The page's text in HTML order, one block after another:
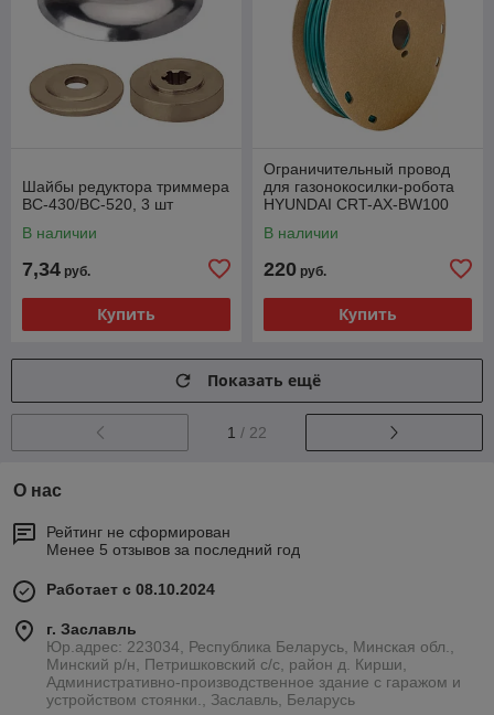
Шайбы редуктора триммера
BC-430/BC-520, 3 шт
В наличии
7,34 руб.
Купить
Ограничительный провод
для газонокосилки-робота
HYUNDAI CRT-AX-BW100
В наличии
220 руб.
Купить
Показать ещё
1 / 22
О нас
Рейтинг не сформирован
Менее 5 отзывов за последний год
Работает с 08.10.2024
г. Заславль
Юр.адрес: 223034, Республика Беларусь, Минская обл.,
Минский р/н, Петришковский с/с, район д. Кирши,
Административно-производственное здание с гаражом и
устройством стоянки., Заславль, Беларусь